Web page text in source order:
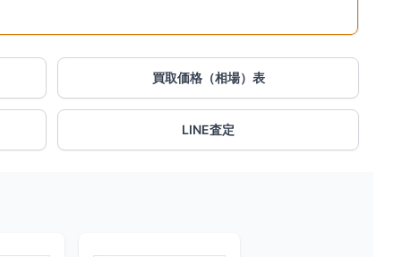
買取価格（相場）表
LINE査定